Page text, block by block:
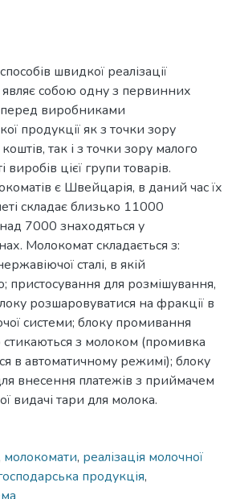
швидкої реалізації
являє собою одну з первинних
перед виробниками
продукції як з точки зору
так і з точки зору малого
виробів цієї групи товарів.
є Швейцарія, в даний час їх
складає близько 11000
7000 знаходяться у
Молокомат складається з:
сталі, в якій
пристосування для розмішування,
розшаровуватися на фракції в
системи; блоку промивання
з молоком (промивка
в автоматичному режимі); блоку
внесення платежів з приймачем
видачі тари для молока.
молокомати, реалізація молочної
продукція,